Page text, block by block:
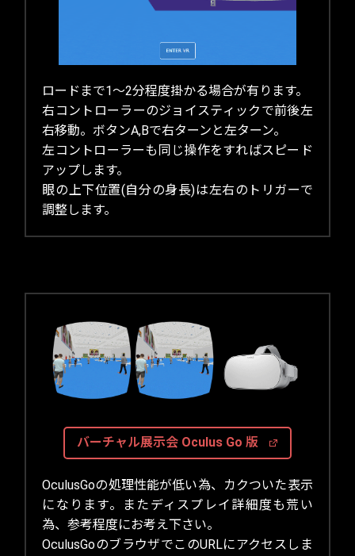
ロードまで1～2分程度掛かる場合が有ります。
右コントローラーのジョイスティックで前後左
右移動。ボタンA,Bで右ターンと左ターン。
左コントローラーも同じ操作をすればスピード
アップします。
眼の上下位置(自分の身長)は左右のトリガーで
調整します。
バーチャル展示会 Oculus Go 版
OculusGoの処理性能が低い為、カクついた表示
になります。またディスプレイ詳細度も荒い
為、参考程度にお考え下さい。
OculusGoのブラウザでこのURLにアクセスしま